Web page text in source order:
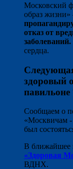
Московский
образ
отказ от
заболеваний.
сердца.
здоровый
Сообщаем о
«Москвичам -
был
В ближайшее
«Здоровая
ВДНХ.